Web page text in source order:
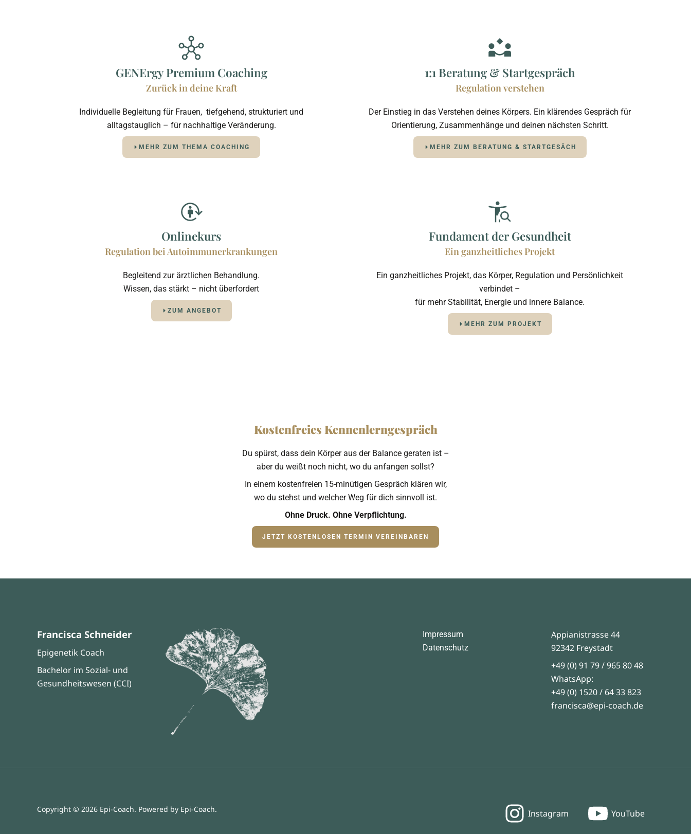
GENErgy Premium Coaching
Zurück in deine Kraft
Individuelle Begleitung für Frauen, tiefgehend, strukturiert und
alltagstauglich – für nachhaltige Veränderung.
MEHR ZUM THEMA COACHING
1:1 Beratung & Startgespräch
Regulation verstehen
Der Einstieg in das Verstehen deines Körpers. Ein klärendes Gespräch für
Orientierung, Zusammenhänge und deinen nächsten Schritt.
MEHR ZUM BERATUNG & STARTGESÄCH
Onlinekurs
Regulation bei Autoimmunerkrankungen
Begleitend zur ärztlichen Behandlung.
Wissen, das stärkt – nicht überfordert
ZUM ANGEBOT
Fundament der Gesundheit
Ein ganzheitliches Projekt
Ein ganzheitliches Projekt, das Körper, Regulation und Persönlichkeit
verbindet –
für mehr Stabilität, Energie und innere Balance.
MEHR ZUM PROJEKT
Kostenfreies Kennenlerngespräch
Du spürst, dass dein Körper aus der Balance geraten ist –
aber du weißt noch nicht, wo du anfangen sollst?
In einem kostenfreien 15-minütigen Gespräch klären wir,
wo du stehst und welcher Weg für dich sinnvoll ist.
Ohne Druck. Ohne Verpflichtung.
JETZT KOSTENLOSEN TERMIN VEREINBAREN
Francisca Schneider
Epigenetik Coach
Bachelor im Sozial- und
Gesundheitswesen (CCI)
Impressum
Datenschutz
Appianistrasse 44
92342 Freystadt
+49 (0) 91 79 / 965 80 48
WhatsApp:
+49 (0) 1520 / 64 33 823
francisca@epi-coach.de
Copyright © 2026 Epi-Coach. Powered by Epi-Coach. Instagram YouTube